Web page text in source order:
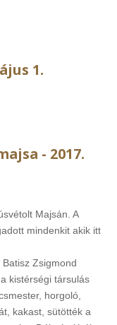
1.
- 2017.
Majsán. A
mindenkit akik itt
Zsigmond
kistérségi társulás
horgoló,
kakast, sütötték a